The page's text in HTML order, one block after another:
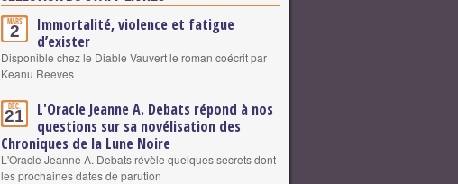
Mars
2
Immortalité, violence et fatigue
d’exister
Disponible chez le Diable Vauvert le roman coécrit par
Keanu Reeves
Déc.
21
L'Oracle Jeanne A. Debats répond à nos
questions sur sa novélisation des
Chroniques de la Lune Noire
L'Oracle Jeanne A. Debats révèle quelques secrets dont
les prochaines dates de parution